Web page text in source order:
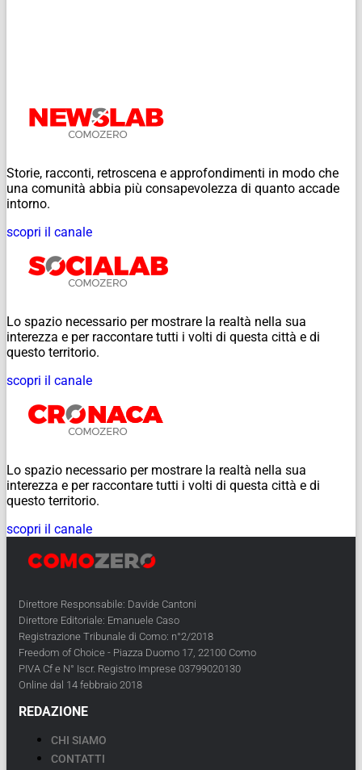
Storie, racconti, retroscena e approfondimenti in modo che
una comunità abbia più consapevolezza di quanto accade
intorno.
scopri il canale
Lo spazio necessario per mostrare la realtà nella sua
interezza e per raccontare tutti i volti di questa città e di
questo territorio.
scopri il canale
Lo spazio necessario per mostrare la realtà nella sua
interezza e per raccontare tutti i volti di questa città e di
questo territorio.
scopri il canale
Direttore Responsabile: Davide Cantoni
Direttore Editoriale: Emanuele Caso
Registrazione Tribunale di Como: n°2/2018
Freedom of Choice - Piazza Duomo 17, 22100 Como
PIVA Cf e N° Iscr. Registro Imprese 03799020130
Online dal 14 febbraio 2018
REDAZIONE
CHI SIAMO
CONTATTI